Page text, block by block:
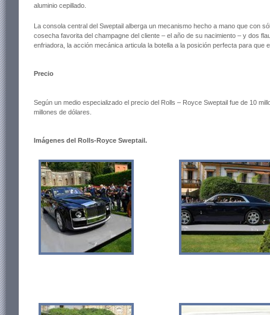
aluminio cepillado.
La consola central del Sweptail alberga un mecanismo hecho a mano que con
cosecha favorita del champagne del cliente – el año de su nacimiento – y dos
enfriadora, la acción mecánica articula la botella a la posición perfecta para que
Precio
Según un medio especializado el precio del Rolls – Royce Sweptail fue de 10
millones de dólares.
Imágenes del Rolls-Royce Sweptail.